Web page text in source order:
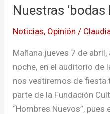
Nuestras ‘bodas
Noticias, Opinión /
Mañana jueves 7 de
noche, en el auditorio de
nos vestiremos de fiesta
parte de la Fundación
“Hombres Nuevos”,
brillantes’